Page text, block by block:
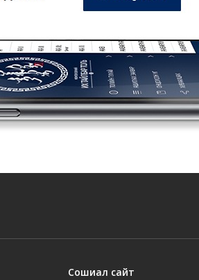
Сошиал сайт